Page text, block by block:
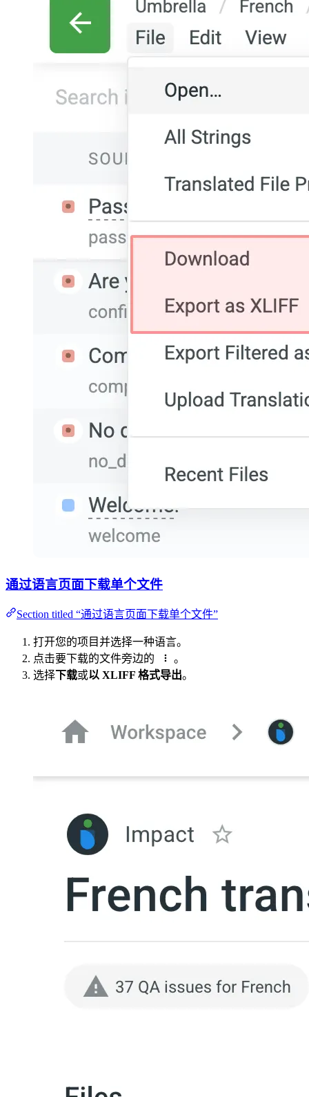
通过语言页面下载单个文件
Section titled “通过语言页面下载单个文件”
打开您的项目并选择一种语言。
点击要下载的文件旁边的
。
选择下载或以 XLIFF 格式导出。